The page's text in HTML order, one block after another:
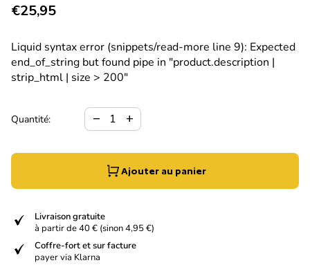
Prix normal
€25,95
Liquid syntax error (snippets/read-more line 9): Expected
end_of_string but found pipe in "product.description |
strip_html | size > 200"
Quantité:
Diminuer la quantité pour
remove
Augmenter la quantité pour
add
Ajouter au panier
verified
Livraison gratuite
à partir de 40 € (sinon 4,95 €)
verified
Coffre-fort et sur facture
payer via Klarna